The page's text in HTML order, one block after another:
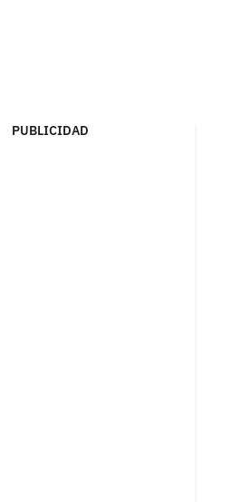
PUBLICIDAD